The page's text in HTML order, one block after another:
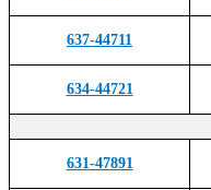
637-44711
634-44721
631-47891